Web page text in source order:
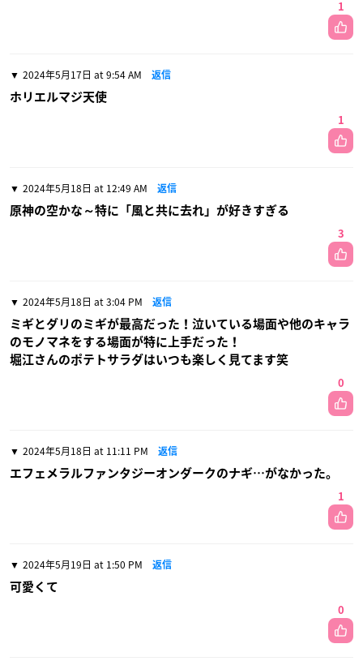
1
2024年5月17日 at 9:54 AM 返信
ホリエルマジ天使
1
2024年5月18日 at 12:49 AM 返信
原神の空かな～特に「風と共に去れ」が好きすぎる
3
2024年5月18日 at 3:04 PM 返信
ミギとダリのミギが最高だった！泣いている場面や他のキャラ
のモノマネをする場面が特に上手だった！
堀江さんのポテトサラダはいつも楽しく見てます笑
0
2024年5月18日 at 11:11 PM 返信
エフェメラルファンタジーオンダークのナギ…がなかった。
1
2024年5月19日 at 1:50 PM 返信
可愛くて
0